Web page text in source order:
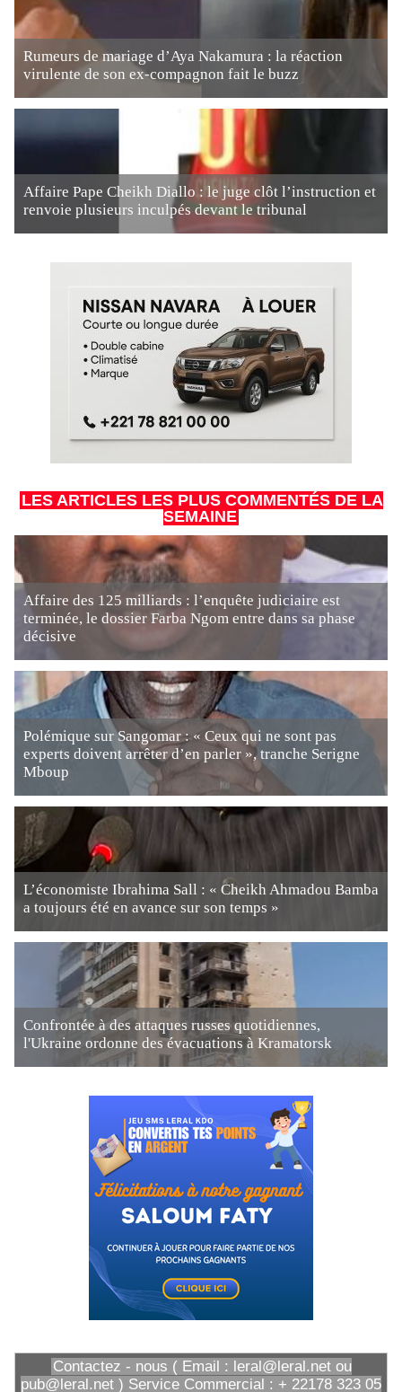
Rumeurs de mariage d’Aya Nakamura : la réaction
virulente de son ex-compagnon fait le buzz
Affaire Pape Cheikh Diallo : le juge clôt l’instruction et
renvoie plusieurs inculpés devant le tribunal
LES ARTICLES LES PLUS COMMENTÉS DE LA
SEMAINE
Affaire des 125 milliards : l’enquête judiciaire est
terminée, le dossier Farba Ngom entre dans sa phase
décisive
Polémique sur Sangomar : « Ceux qui ne sont pas
experts doivent arrêter d’en parler », tranche Serigne
Mboup
L’économiste Ibrahima Sall : « Cheikh Ahmadou Bamba
a toujours été en avance sur son temps »
Confrontée à des attaques russes quotidiennes,
l'Ukraine ordonne des évacuations à Kramatorsk
Contactez - nous ( Email : leral@leral.net ou
pub@leral.net ) Service Commercial : + 22178 323 05